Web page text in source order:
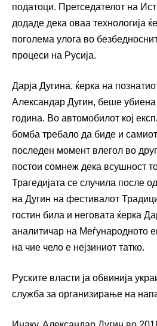
податоци. Претседателот на
додаде дека оваа технологија
поголема улога во
процеси на Русија.
Дарја Дугина, ќерка на
Александар Дугин, беше убиена
година. Во автомобилот кој
бомба требало да биде и
последен момент влегол во
постои сомнеж дека всушност
Трагедијата се случила после
на Дугин на фестивалот
гостин била и неговата ќерка
аналитичар на Меѓународното
на чие чело е нејзиниот татко.
Руските власти ја обвинија
служба за организирање на